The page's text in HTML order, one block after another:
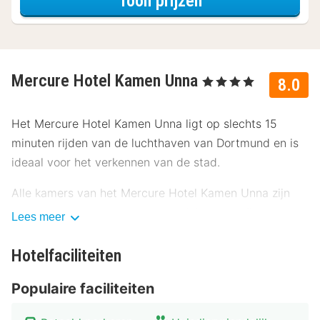
8.0
Mercure Hotel Kamen Unna , 4 Sterren
Het Mercure Hotel Kamen Unna ligt op slechts 15
minuten rijden van de luchthaven van Dortmund en is
ideaal voor het verkennen van de stad.
Alle kamers van het Mercure Hotel Kamen Unna zijn
uitgerust met een bureau, een minibar, een flatscreen-
dranken. De badkamers zijn uitgerust met een douche,
beschikbaar in alle kamers. Het ontbijtbuffet brengt
Lees meer
Hotelfaciliteiten
Populaire faciliteiten